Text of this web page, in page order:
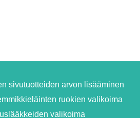
sivutuotteiden arvon lisääminen
ruokien valikoima
valikoima